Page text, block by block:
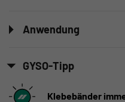
Anwendung
GYSO-Tipp
Klebebänder